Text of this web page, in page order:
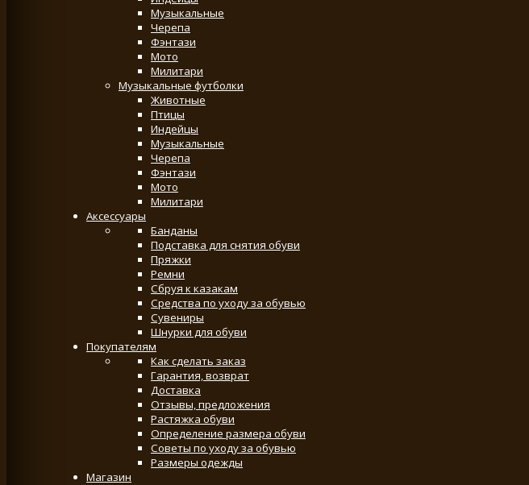
Музыкальные
Черепа
Фэнтази
Мото
Милитари
Музыкальные футболки
Животные
Птицы
Индейцы
Музыкальные
Черепа
Фэнтази
Мото
Милитари
Аксессуары
Банданы
Подставка для снятия обуви
Пряжки
Ремни
Сбруя к казакам
Средства по уходу за обувью
Сувениры
Шнурки для обуви
Покупателям
Как сделать заказ
Гарантия, возврат
Доставка
Отзывы, предложения
Растяжка обуви
Определение размера обуви
Советы по уходу за обувью
Размеры одежды
Магазин